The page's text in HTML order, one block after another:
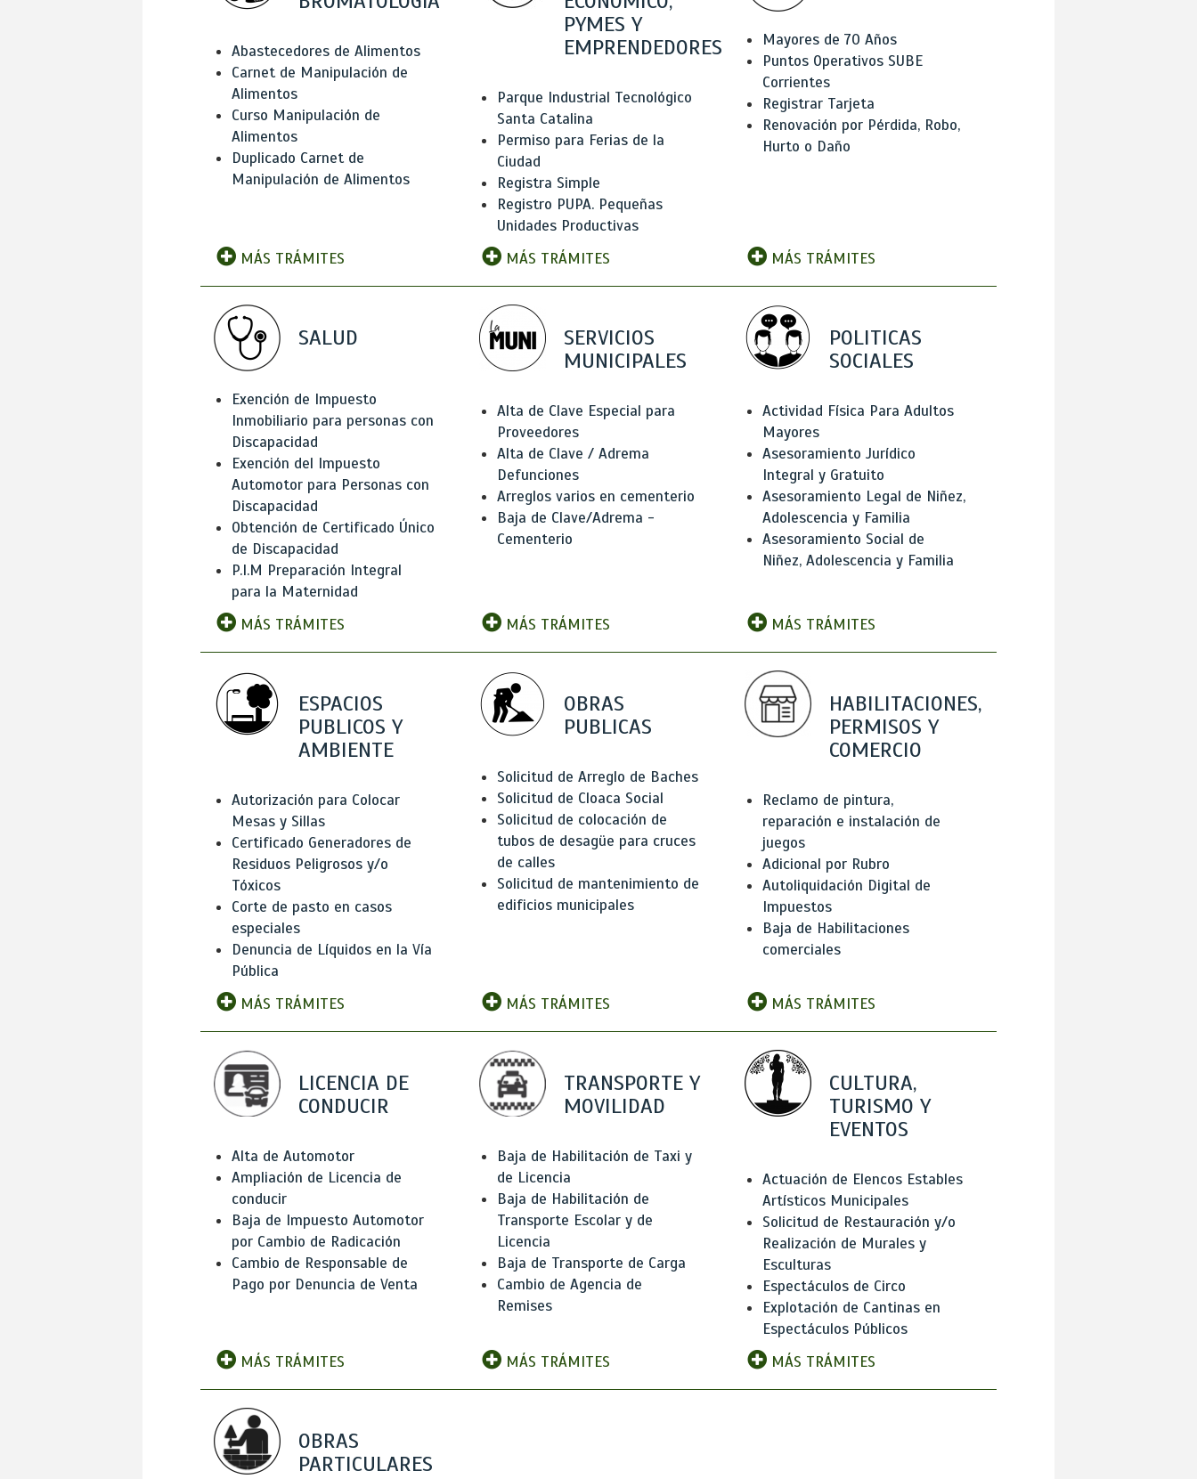
Abastecedores de Alimentos
Carnet de Manipulación de
Alimentos
Curso Manipulación de
Alimentos
Duplicado Carnet de
Manipulación de Alimentos
MÁS TRÁMITES
PYMES Y
EMPRENDEDORES
Parque Industrial Tecnológico
Santa Catalina
Permiso para Ferias de la
Ciudad
Registra Simple
Registro PUPA. Pequeñas
Unidades Productivas
MÁS TRÁMITES
Mayores de 70 Años
Puntos Operativos SUBE
Corrientes
Registrar Tarjeta
Renovación por Pérdida, Robo,
Hurto o Daño
MÁS TRÁMITES
SALUD
Exención de Impuesto
Inmobiliario para personas con
Discapacidad
Exención del Impuesto
Automotor para Personas con
Discapacidad
Obtención de Certificado Único
de Discapacidad
P.I.M Preparación Integral
para la Maternidad
MÁS TRÁMITES
SERVICIOS
MUNICIPALES
Alta de Clave Especial para
Proveedores
Alta de Clave / Adrema
Defunciones
Arreglos varios en cementerio
Baja de Clave/Adrema -
Cementerio
MÁS TRÁMITES
POLITICAS
SOCIALES
Actividad Física Para Adultos
Mayores
Asesoramiento Jurídico
Integral y Gratuito
Asesoramiento Legal de Niñez,
Adolescencia y Familia
Asesoramiento Social de
Niñez, Adolescencia y Familia
MÁS TRÁMITES
ESPACIOS
PUBLICOS Y
AMBIENTE
Autorización para Colocar
Mesas y Sillas
Certificado Generadores de
Residuos Peligrosos y/o
Tóxicos
Corte de pasto en casos
especiales
Denuncia de Líquidos en la Vía
Pública
MÁS TRÁMITES
OBRAS
PUBLICAS
Solicitud de Arreglo de Baches
Solicitud de Cloaca Social
Solicitud de colocación de
tubos de desagüe para cruces
de calles
Solicitud de mantenimiento de
edificios municipales
MÁS TRÁMITES
HABILITACIONES,
PERMISOS Y
COMERCIO
Reclamo de pintura,
reparación e instalación de
juegos
Adicional por Rubro
Autoliquidación Digital de
Impuestos
Baja de Habilitaciones
comerciales
MÁS TRÁMITES
LICENCIA DE
CONDUCIR
Alta de Automotor
Ampliación de Licencia de
conducir
Baja de Impuesto Automotor
por Cambio de Radicación
Cambio de Responsable de
Pago por Denuncia de Venta
MÁS TRÁMITES
TRANSPORTE Y
MOVILIDAD
Baja de Habilitación de Taxi y
de Licencia
Baja de Habilitación de
Transporte Escolar y de
Licencia
Baja de Transporte de Carga
Cambio de Agencia de
Remises
MÁS TRÁMITES
CULTURA,
TURISMO Y
EVENTOS
Actuación de Elencos Estables
Artísticos Municipales
Solicitud de Restauración y/o
Realización de Murales y
Esculturas
Espectáculos de Circo
Explotación de Cantinas en
Espectáculos Públicos
MÁS TRÁMITES
OBRAS
PARTICULARES